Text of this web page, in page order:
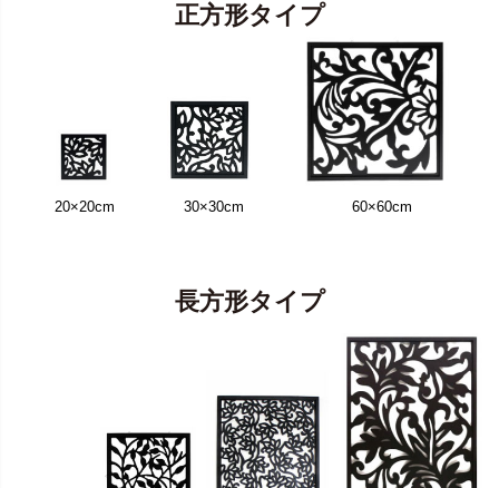
正方形タイプ
20×20cm 30×30cm 60×60cm
長方形タイプ